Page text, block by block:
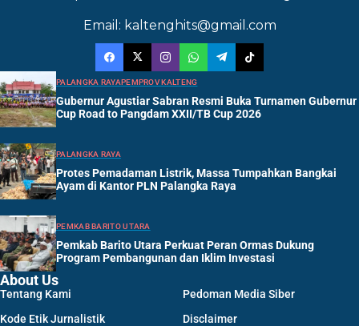
Email: kaltenghits@gmail.com
PALANGKA RAYAPEMPROV KALTENG
Gubernur Agustiar Sabran Resmi Buka Turnamen Gubernur
Cup Road to Pangdam XXII/TB Cup 2026
PALANGKA RAYA
Protes Pemadaman Listrik, Massa Tumpahkan Bangkai
Ayam di Kantor PLN Palangka Raya
PEMKAB BARITO UTARA
Pemkab Barito Utara Perkuat Peran Ormas Dukung
Program Pembangunan dan Iklim Investasi
About Us
Tentang Kami
Pedoman Media Siber
Kode Etik Jurnalistik
Disclaimer